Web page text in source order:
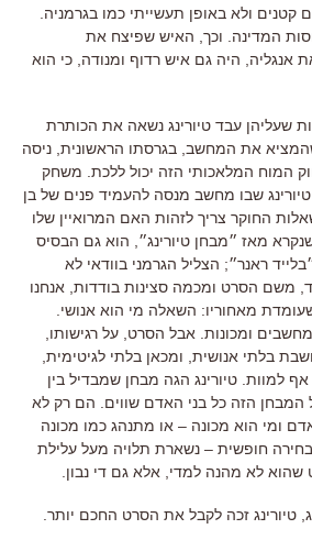
קטנים ולא באופן תעשייתי כמו בגרמניה.
המדינה. וכך, האיש שפיצח את
אנגליה, היה גם איש רדוף ומנודה, כי הוא
שעליהן עבד טיורינג נשאה את הכותרת
את המחשב, בגרסתו הראשונית, ניסה
המוח המלאכותי הזה יכול ללכת. משחק
טיורינג שבו מחשב מנסה להעמיד פנים של בן
החוקר צריך לזהות האם המרואיין שלו
מאז ״מבחן טיורינג״, הוא גם הבסיס
ראנר״; הצליל הגרמני בוודאי לא
משם הסרט ומכמה סצינות בודדות, אנחנו
מאחוריו: השאלה מי הוא אנושי.
ומכונות. אבל הסרט, על רגישותו,
בלתי אנושית, ומכאן בלתי לגיטימית,
אף למוות. טיורינג הגה מבחן שמבדיל בין
המבחן הזה כל בני האדם שווים. הם רק לא
ומי הוא מכונה – או מתנהג כמו מכונה
חופשית – נשארת תלויה מעל עלילת
לא מהנה למדי, אלא גם די נבון.
טיורינג זכה לקבל את הסרט החכם יותר.